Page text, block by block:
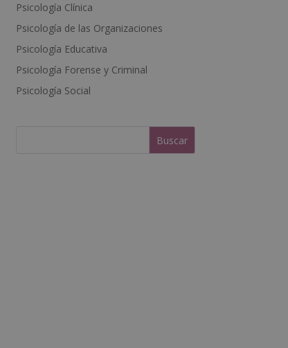
n
a
i
v
e
Psicología Clínica
Psicología de las Organizaciones
Psicología Educativa
Psicología Forense y Criminal
Psicología Social